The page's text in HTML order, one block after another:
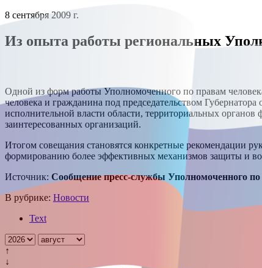
8 сентября 2009 г.
Из опыта работы региональных
Одной из форм работы Уполномоченного по правам
человека и гражданина под председательством
исполнительной власти области, территориальных
заинтересованных организаций.
Итогом совещания становятся конкретные рекомендации
формированию более эффективных механизмов защиты и
Источник: Сообщение пресс-службы Уполномоченного
В рубрике: Новости
Text
↑
↓